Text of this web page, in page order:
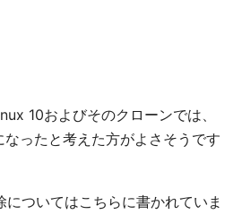
10およびそのクローンでは、
ったと考えた方がよさそうです
ついてはこちらに書かれていま